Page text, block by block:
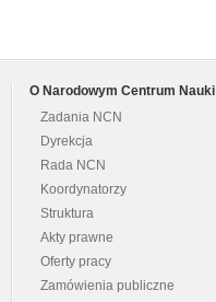
O Narodowym Centrum Nauki
Zadania NCN
Dyrekcja
Rada NCN
Koordynatorzy
Struktura
Akty prawne
Oferty pracy
Zamówienia publiczne